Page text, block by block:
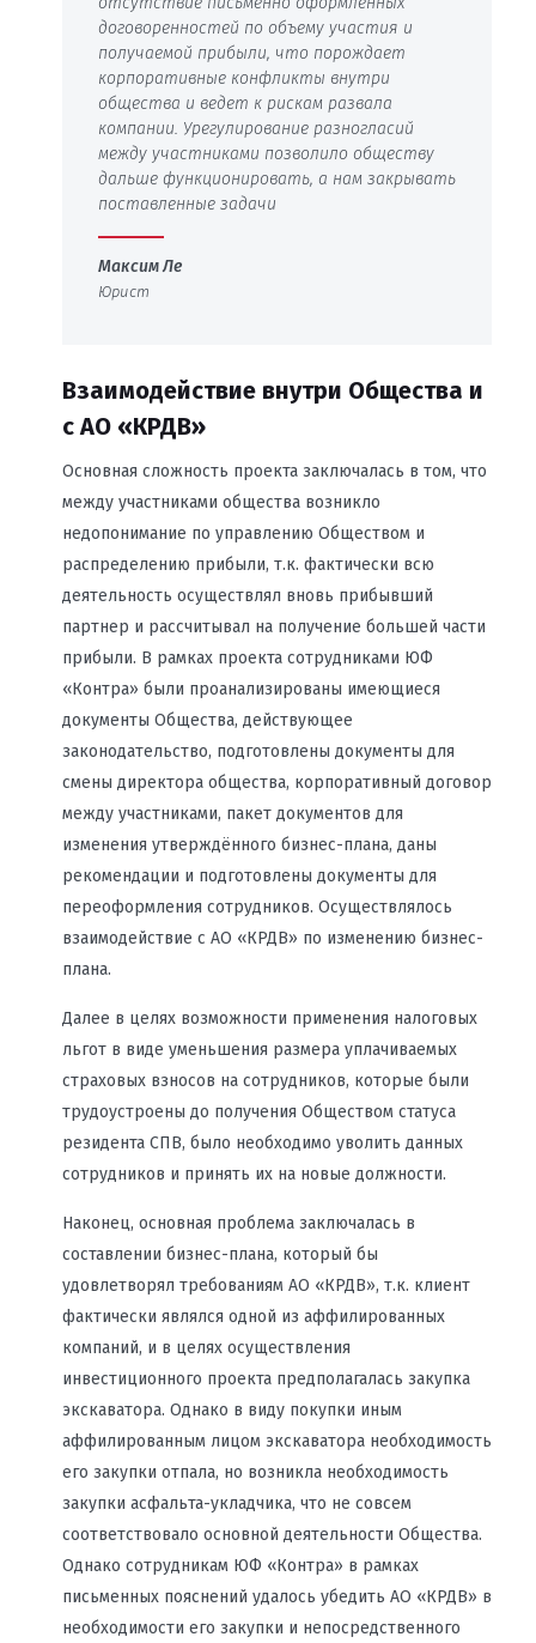
Взаимодействие внутри Общества и
с АО «КРДВ»
договоренностей по объему участия и
получаемой прибыли, что порождает
корпоративные конфликты внутри
общества и ведет к рискам развала
компании. Урегулирование разногласий
между участниками позволило обществу
дальше функционировать, а нам закрывать
поставленные задачи
Максим Ле
Юрист
Основная сложность проекта заключалась в том, что
между участниками общества возникло
недопонимание по управлению Обществом и
распределению прибыли, т.к. фактически всю
деятельность осуществлял вновь прибывший
партнер и рассчитывал на получение большей части
прибыли. В рамках проекта сотрудниками ЮФ
«Контра» были проанализированы имеющиеся
документы Общества, действующее
законодательство, подготовлены документы для
смены директора общества, корпоративный договор
между участниками, пакет документов для
изменения утверждённого бизнес-плана, даны
рекомендации и подготовлены документы для
переоформления сотрудников. Осуществлялось
взаимодействие с АО «КРДВ» по изменению бизнес-
плана.
Далее в целях возможности применения налоговых
льгот в виде уменьшения размера уплачиваемых
страховых взносов на сотрудников, которые были
трудоустроены до получения Обществом статуса
резидента СПВ, было необходимо уволить данных
сотрудников и принять их на новые должности.
Наконец, основная проблема заключалась в
составлении бизнес-плана, который бы
удовлетворял требованиям АО «КРДВ», т.к. клиент
фактически являлся одной из аффилированных
компаний, и в целях осуществления
инвестиционного проекта предполагалась закупка
экскаватора. Однако в виду покупки иным
аффилированным лицом экскаватора необходимость
его закупки отпала, но возникла необходимость
закупки асфальта-укладчика, что не совсем
соответствовало основной деятельности Общества.
Однако сотрудникам ЮФ «Контра» в рамках
письменных пояснений удалось убедить АО «КРДВ» в
необходимости его закупки и непосредственного